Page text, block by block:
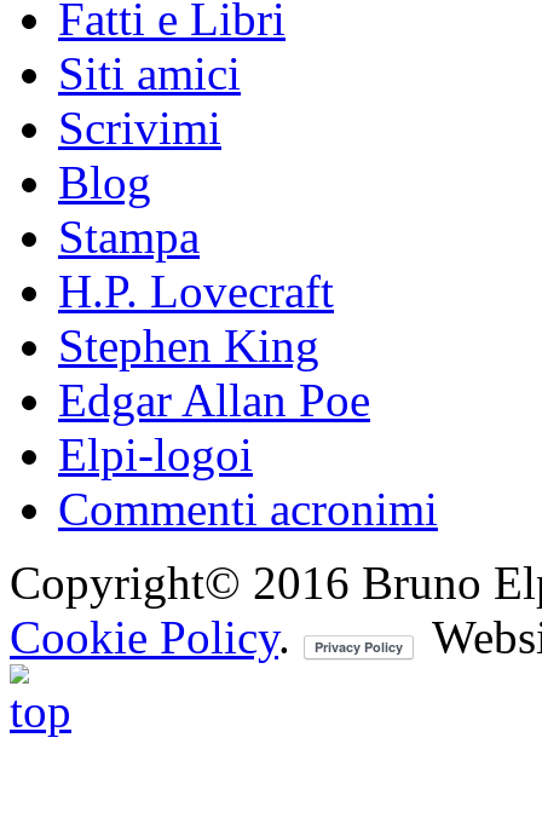
Fatti e Libri
Siti amici
Scrivimi
Blog
Stampa
H.P. Lovecraft
Stephen King
Edgar Allan Poe
Elpi-logoi
Commenti acronimi
Copyright© 2016 Bruno
Cookie Policy.